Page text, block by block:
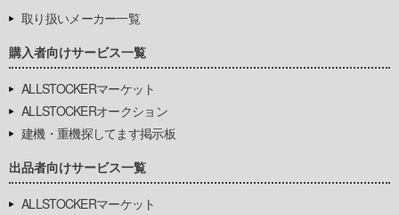
取り扱いメーカー一覧
購入者向けサービス一覧
ALLSTOCKERマーケット
ALLSTOCKERオークション
建機・重機探してます掲示板
出品者向けサービス一覧
ALLSTOCKERマーケット